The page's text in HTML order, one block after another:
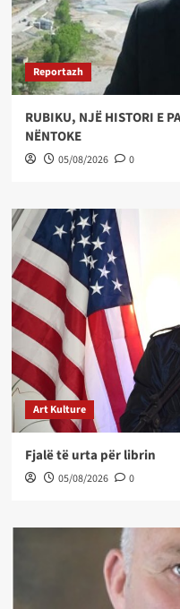
Reportazh
RUBIKU, NJË HISTORI E
NËNTOKE
05/08/2026 0
Art Kulture
Fjalë të urta për librin
05/08/2026 0